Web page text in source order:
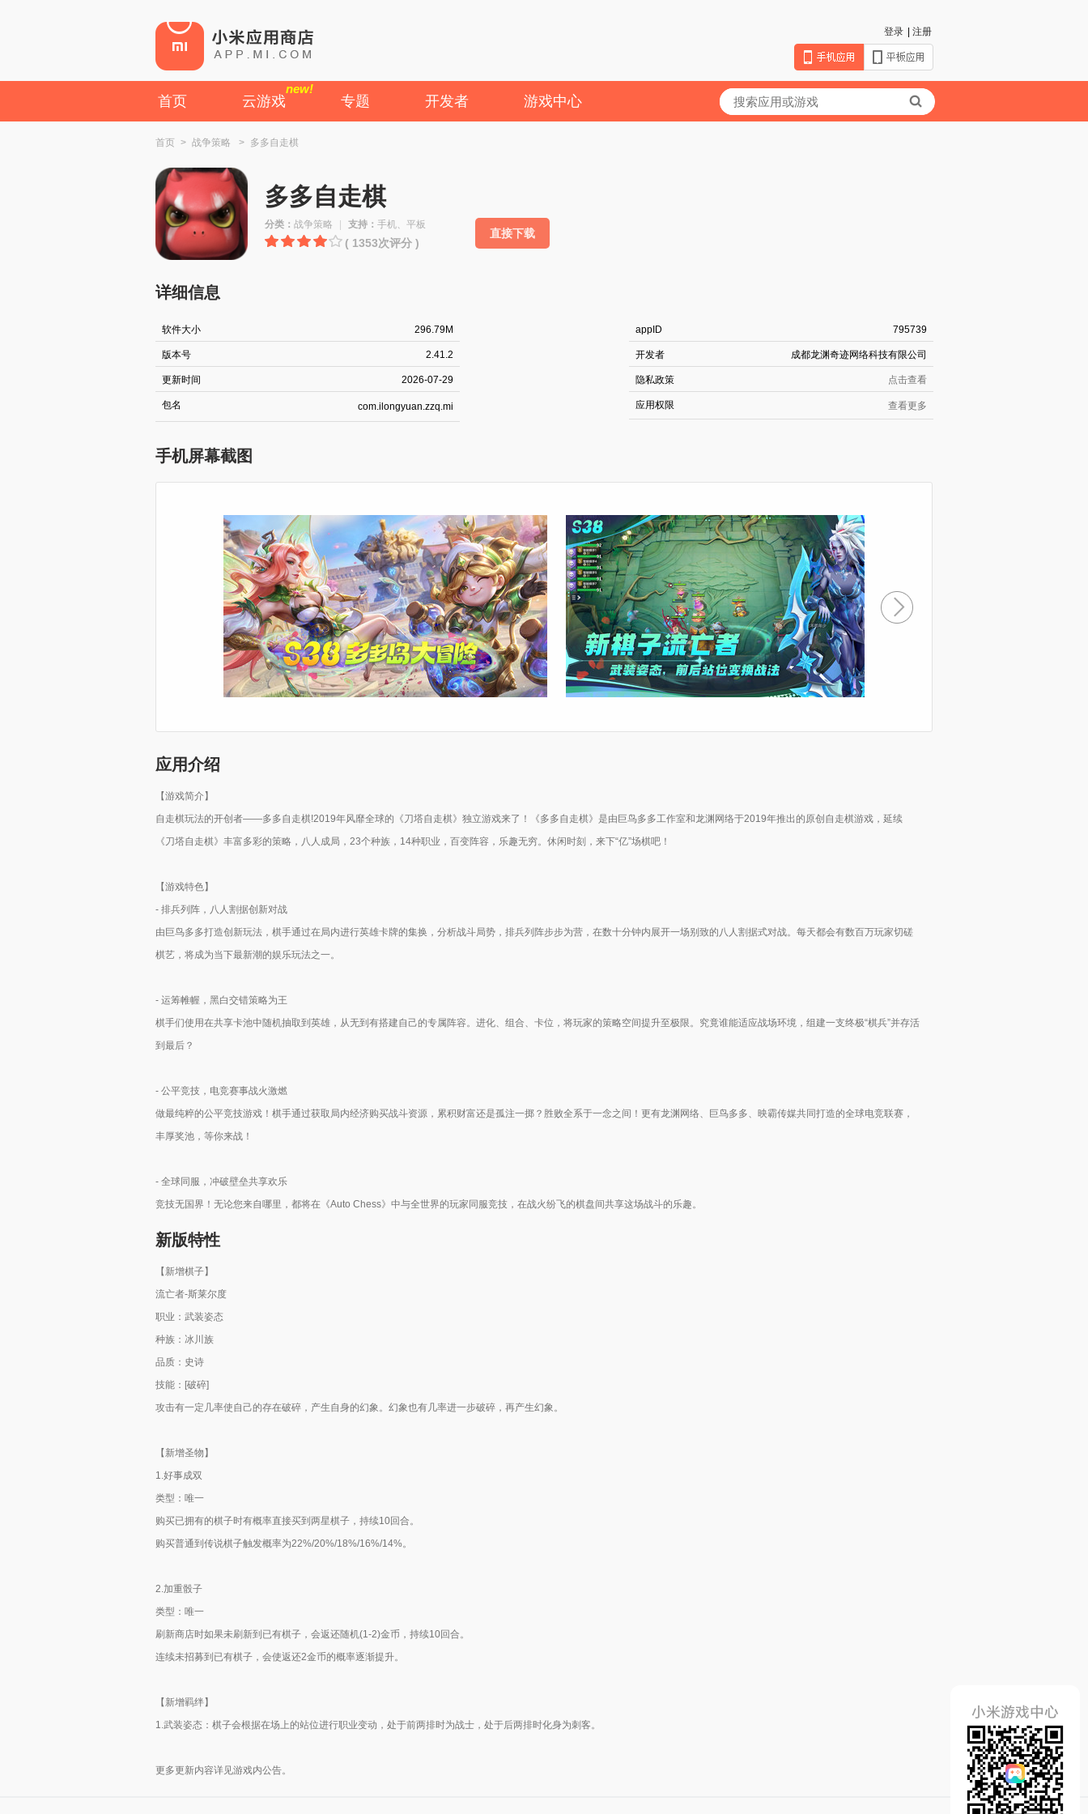
注册
登录
首页 云游戏
new!
专题 开发者 游戏中心
首页 > 战争策略 > 多多自走棋
多多自走棋
分类： 战争策略 支持： 手机、平板
( 1353次评分 )
直接下载
详细信息
软件大小 296.79M appID 795739
版本号 2.41.2 开发者 成都龙渊奇迹网络科技有限公司
更新时间 2026-07-29 隐私政策 点击查看
包名 com.ilongyuan.zzq.mi 应用权限 查看更多
手机屏幕截图
应用介绍
【游戏简介】
自走棋玩法的开创者——多多自走棋!2019年风靡全球的《刀塔自走棋》独立游戏来了！《多多自走棋》是由巨鸟多多工作室和龙渊网络于2019年推出的原创自走棋游戏，延续
《刀塔自走棋》丰富多彩的策略，八人成局，23个种族，14种职业，百变阵容，乐趣无穷。休闲时刻，来下“亿”场棋吧！
【游戏特色】
- 排兵列阵，八人割据创新对战
由巨鸟多多打造创新玩法，棋手通过在局内进行英雄卡牌的集换，分析战斗局势，排兵列阵步步为营，在数十分钟内展开一场别致的八人割据式对战。每天都会有数百万玩家切磋
棋艺，将成为当下最新潮的娱乐玩法之一。
- 运筹帷幄，黑白交错策略为王
棋手们使用在共享卡池中随机抽取到英雄，从无到有搭建自己的专属阵容。进化、组合、卡位，将玩家的策略空间提升至极限。究竟谁能适应战场环境，组建一支终极“棋兵”并存活
到最后？
- 公平竞技，电竞赛事战火激燃
做最纯粹的公平竞技游戏！棋手通过获取局内经济购买战斗资源，累积财富还是孤注一掷？胜败全系于一念之间！更有龙渊网络、巨鸟多多、映霸传媒共同打造的全球电竞联赛，
丰厚奖池，等你来战！
- 全球同服，冲破壁垒共享欢乐
竞技无国界！无论您来自哪里，都将在《Auto Chess》中与全世界的玩家同服竞技，在战火纷飞的棋盘间共享这场战斗的乐趣。
新版特性
【新增棋子】
流亡者-斯莱尔度
职业：武装姿态
种族：冰川族
品质：史诗
技能：[破碎]
攻击有一定几率使自己的存在破碎，产生自身的幻象。幻象也有几率进一步破碎，再产生幻象。
【新增圣物】
1.好事成双
类型：唯一
购买已拥有的棋子时有概率直接买到两星棋子，持续10回合。
购买普通到传说棋子触发概率为22%/20%/18%/16%/14%。
2.加重骰子
类型：唯一
刷新商店时如果未刷新到已有棋子，会返还随机(1-2)金币，持续10回合。
连续未招募到已有棋子，会使返还2金币的概率逐渐提升。
【新增羁绊】
1.武装姿态：棋子会根据在场上的站位进行职业变动，处于前两排时为战士，处于后两排时化身为刺客。
更多更新内容详见游戏内公告。